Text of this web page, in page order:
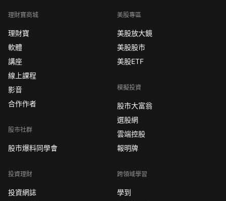
理財寶商城
理財寶
軟體
講座
線上課程
影音
合作作者
股市社群
股市爆料同學會
投資理財
投資網誌
美股專區
美股放大鏡
美股股市
美股ETF
模擬投資
股市大富翁
選股網
雲端控股
報明牌
跨領域學習
學到